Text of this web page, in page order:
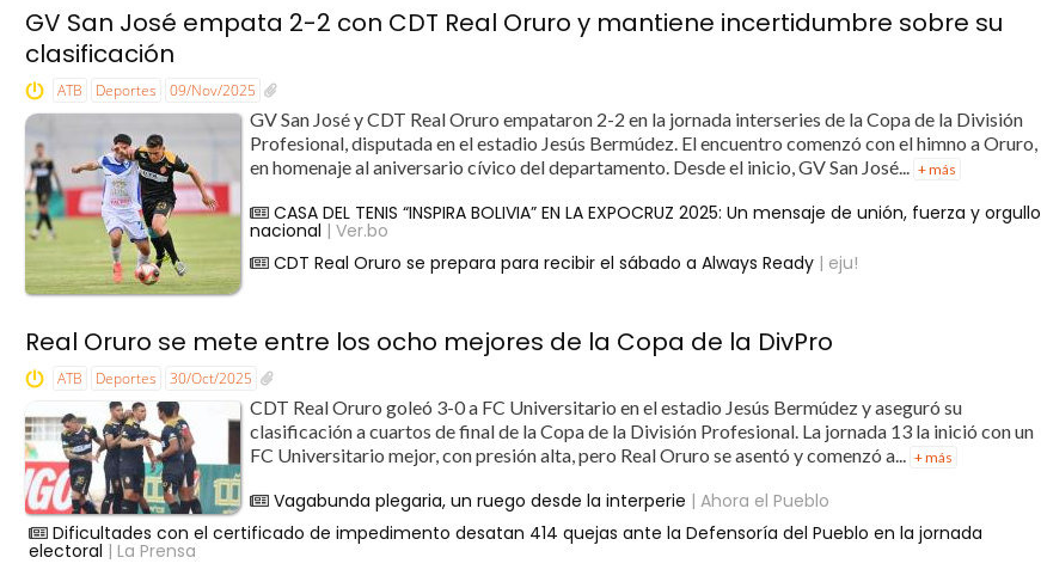
GV San José empata 2-2 con CDT Real Oruro y mantiene incertidumbre sobre su
clasificación
ATB Deportes 09/Nov/2025
GV San José y CDT Real Oruro empataron 2-2 en la jornada interseries de la Copa de la División
Profesional, disputada en el estadio Jesús Bermúdez. El encuentro comenzó con el himno a Oruro,
en homenaje al aniversario cívico del departamento. Desde el inicio, GV San José... + más
CASA DEL TENIS “INSPIRA BOLIVIA” EN LA EXPOCRUZ 2025: Un mensaje de unión, fuerza y orgullo
nacional | Ver.bo
CDT Real Oruro se prepara para recibir el sábado a Always Ready | eju!
Real Oruro se mete entre los ocho mejores de la Copa de la DivPro
ATB Deportes 30/Oct/2025
CDT Real Oruro goleó 3-0 a FC Universitario en el estadio Jesús Bermúdez y aseguró su
clasificación a cuartos de final de la Copa de la División Profesional. La jornada 13 la inició con un
FC Universitario mejor, con presión alta, pero Real Oruro se asentó y comenzó a...
+ más
Vagabunda plegaria, un ruego desde la interperie | Ahora el Pueblo
Dificultades con el certificado de impedimento desatan 414 quejas ante la Defensoría del Pueblo en la jornada
electoral | La Prensa